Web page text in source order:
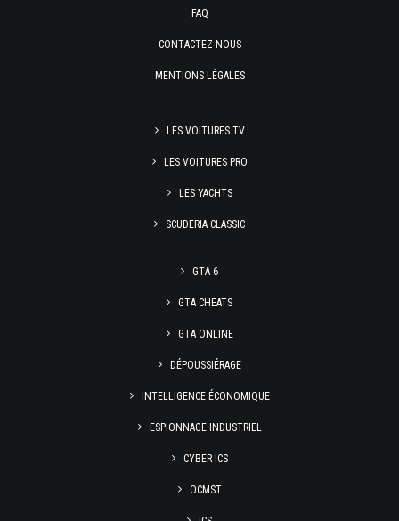
FAQ
CONTACTEZ-NOUS
MENTIONS LÉGALES
LES VOITURES TV
LES VOITURES PRO
LES YACHTS
SCUDERIA CLASSIC
GTA 6
GTA CHEATS
GTA ONLINE
DÉPOUSSIÉRAGE
INTELLIGENCE ÉCONOMIQUE
ESPIONNAGE INDUSTRIEL
CYBER ICS
OCMST